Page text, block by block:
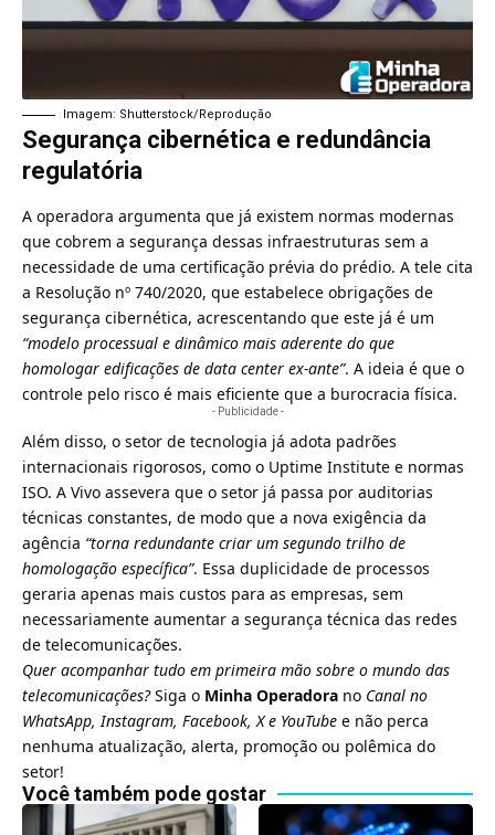
Imagem: Shutterstock/Reprodução
Segurança cibernética e redundância
regulatória
A operadora argumenta que já existem normas modernas
que cobrem a segurança dessas infraestruturas sem a
necessidade de uma certificação prévia do prédio. A tele cita
a Resolução nº 740/2020, que estabelece obrigações de
segurança cibernética, acrescentando que este já é um
“modelo processual e dinâmico mais aderente do que
homologar edificações de data center ex-ante”. A ideia é que o
controle pelo risco é mais eficiente que a burocracia física.
- Publicidade -
Além disso, o setor de tecnologia já adota padrões
internacionais rigorosos, como o Uptime Institute e normas
ISO. A Vivo assevera que o setor já passa por auditorias
técnicas constantes, de modo que a nova exigência da
agência “torna redundante criar um segundo trilho de
homologação específica”. Essa duplicidade de processos
geraria apenas mais custos para as empresas, sem
necessariamente aumentar a segurança técnica das redes
de telecomunicações.
Quer acompanhar tudo em primeira mão sobre o mundo das
telecomunicações?Siga o Minha Operadora no Canal no
WhatsApp,Instagram, Facebook,Xe YouTube e não perca
nenhuma atualização, alerta, promoção ou polêmica do
setor!
Você também pode gostar